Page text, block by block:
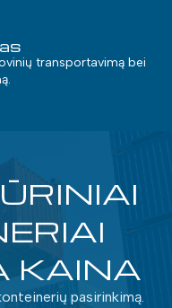
transportavimą bei
KAINA
pasirinkimą.